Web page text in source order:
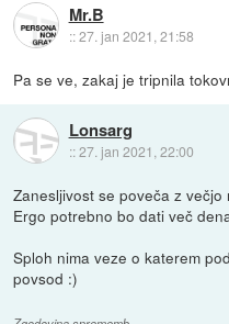
Mr.B
::27. jan 2021, 21:58
Pa se ve, zakaj je tripnila
Lonsarg
::27. jan 2021, 22:00
Zanesljivost se poveča z
Ergo potrebno bo dati več
Sploh nima veze o katerem
povsod :)